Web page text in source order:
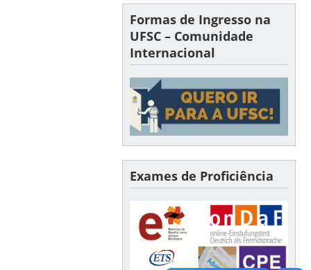
Formas de Ingresso na
UFSC – Comunidade
Internacional
Exames de Proficiência